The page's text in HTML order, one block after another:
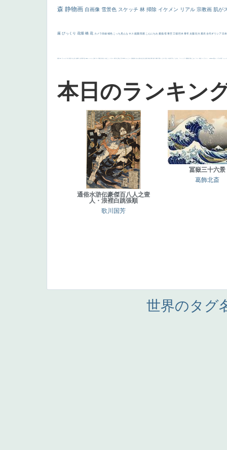
森 静物画 自画像 雪景色 スケッチ 林 掃除 イケメン リアル 宗教画 肌が
厳 びっくり 花畑 橋 花 カメラ目線 補色 こっち見んな キス 庭園 部屋 こんにちわ 素描 塔 青空 工場 巨木 青年 太陽 壮大 着衣 古代ギリシア 日
画質 last ヴィーナス 剣 白人少女 食事中 山本芳翠 麦 alciato ハーレム 女神 ローマ教皇 奥行き 火起こし シスター 東方の三博士 114514 かっこいい 受胎告知 天から覗き込む顔 設計図 挿絵 群衆 親子 裸婦 可愛い ピサロ ＃名画で学ぶ「たるみ」 ニーソックス 躍動感 黄色 こわい コート 畦道 レンブラント・ sekkusu 暖かい バブみ 靴下 ショッ
本日のランキン
通俗水滸伝豪傑百八人之壹
人・浪裡白跳張順
歌川国芳
冨嶽三十六景
葛飾北斎
世界のタグ